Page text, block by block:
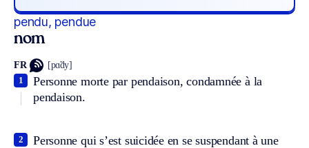
pendu, pendue
nom
FR [pɑ̃dy]
Personne morte par pendaison, condamnée à la
pendaison.
1
Personne qui s’est suicidée en se suspendant à une
2